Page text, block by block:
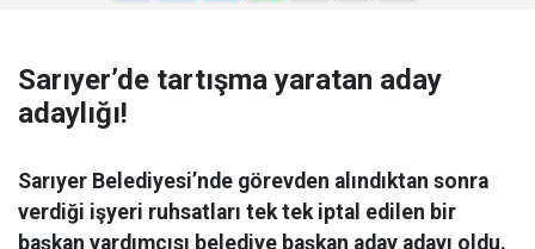
Sarıyer’de tartışma yaratan aday
adaylığı!
Sarıyer Belediyesi’nde görevden alındıktan sonra
verdiği işyeri ruhsatları tek tek iptal edilen bir
başkan yardımcısı belediye başkan aday adayı oldu.